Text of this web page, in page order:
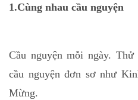
1.Cùng nhau cầu nguyện
Cầu nguyện mỗi ngày.
cầu nguyện đơn sơ như
Mừng.